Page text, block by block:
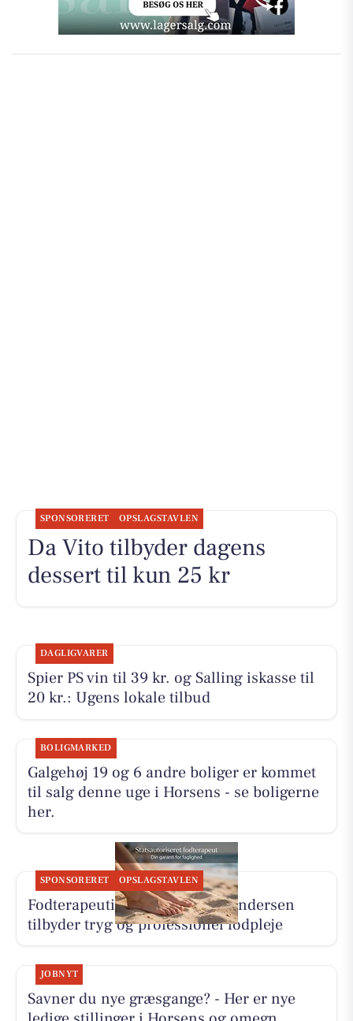
SPONSORERET OPSLAGSTAVLEN
Da Vito tilbyder dagens
dessert til kun 25 kr
DAGLIGVARER
Spier PS vin til 39 kr. og Salling iskasse til
20 kr.: Ugens lokale tilbud
BOLIGMARKED
Galgehøj 19 og 6 andre boliger er kommet
til salg denne uge i Horsens - se boligerne
her.
SPONSORERET OPSLAGSTAVLEN
Fodterapeutisk Klinik v/Lajla Andersen
tilbyder tryg og professionel fodpleje
JOBNYT
Savner du nye græsgange? - Her er nye